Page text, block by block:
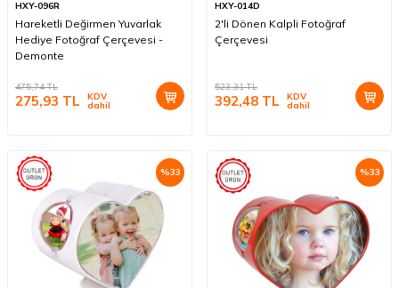
HXY-096R
Hareketli Değirmen Yuvarlak
Hediye Fotoğraf Çerçevesi -
Demonte
475,74TL
275,93 TL KDV
dahil
HXY-014D
2'li Dönen Kalpli Fotoğraf
Çerçevesi
523,31TL
392,48 TL KDV
dahil
%33 %33